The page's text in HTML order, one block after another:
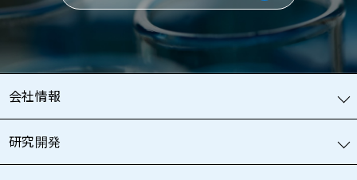
会社情報
研究開発